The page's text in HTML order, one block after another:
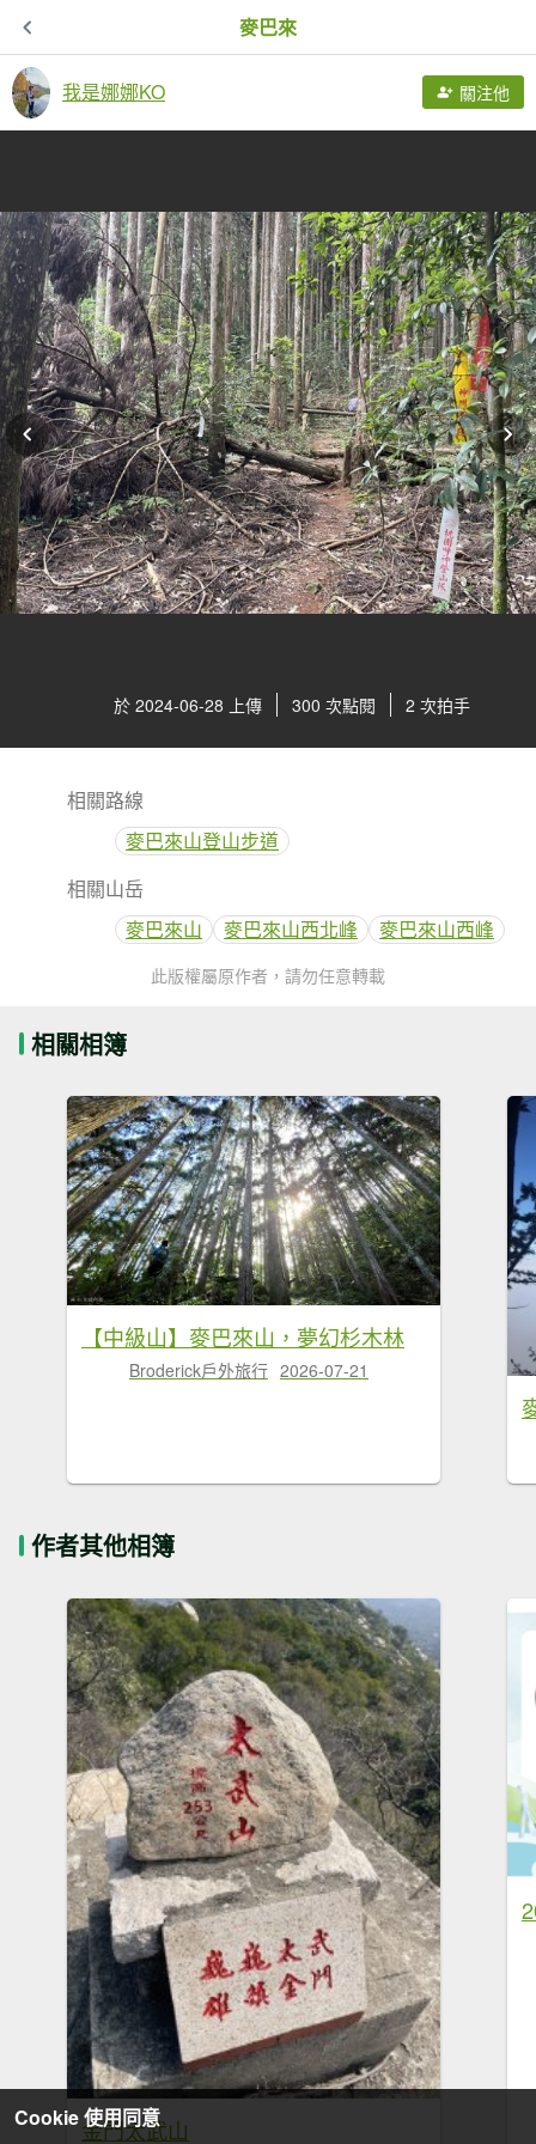
麥巴來
我是娜娜KO 關注他
於 2024-06-28 上傳 300 次點閱 2 次拍手
相關路線
麥巴來山登山步道
相關山岳
麥巴來山
麥巴來山西北峰 麥巴來山西峰
此版權屬原作者，請勿任意轉載
相關相簿
【中級山】麥巴來山，夢幻杉木林
Broderick戶外旅行 2026-07-21
作者其他相簿
金門太武山
Cookie 使用同意